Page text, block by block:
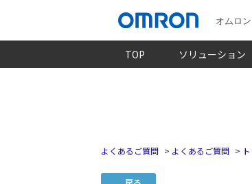
オムロ
TOP ソリューション
よくあるご質問 > よくあるご質問 >